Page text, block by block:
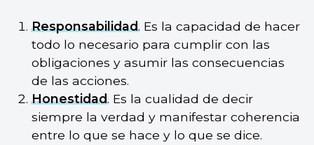
Responsabilidad. Es la capacidad de hacer
todo lo necesario para cumplir con las
obligaciones y asumir las consecuencias
de las acciones.
Honestidad. Es la cualidad de decir
siempre la verdad y manifestar coherencia
entre lo que se hace y lo que se dice.